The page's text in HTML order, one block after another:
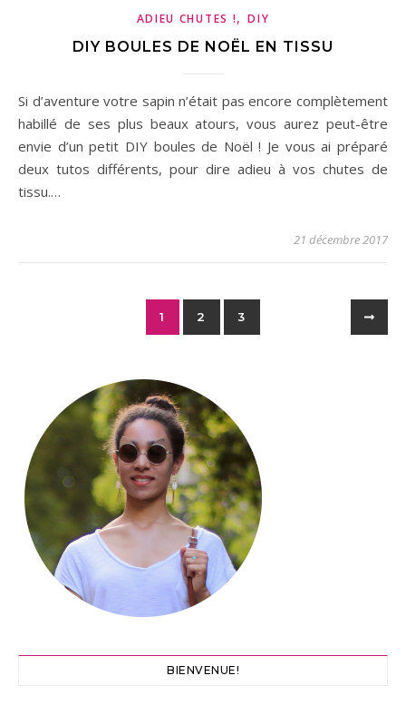
ADIEU CHUTES !,DIY
DIY BOULES DE NOËL EN TISSU
Si d’aventure votre sapin n’était pas encore complètement
habillé de ses plus beaux atours, vous aurez peut-être
envie d’un petit DIY boules de Noël ! Je vous ai préparé
deux tutos différents, pour dire adieu à vos chutes de
tissu.…
21 décembre 2017
1 2 3
BIENVENUE!